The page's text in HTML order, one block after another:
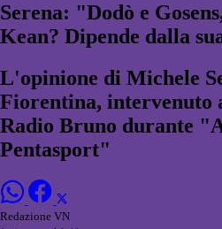
Serena: "Dodò e
Kean? Dipende dalla
L'opinione di Michele
Fiorentina, intervenuto
Radio Bruno durante
Pentasport"
Redazione VN